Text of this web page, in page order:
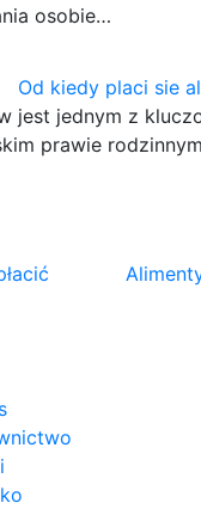
osobie…
Od kiedy placi sie
jest jednym z
prawie